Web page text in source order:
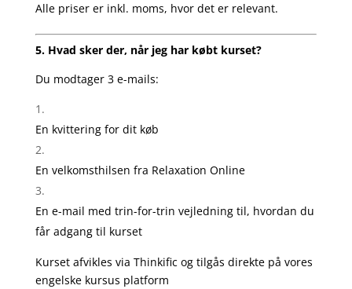
Alle priser er inkl. moms, hvor det er relevant.
5. Hvad sker der, når jeg har købt kurset?
Du modtager 3 e-mails:
En kvittering for dit køb
En velkomsthilsen fra Relaxation Online
En e-mail med trin-for-trin vejledning til, hvordan du
får adgang til kurset
Kurset afvikles via Thinkific og tilgås direkte på vores
engelske kursus platform